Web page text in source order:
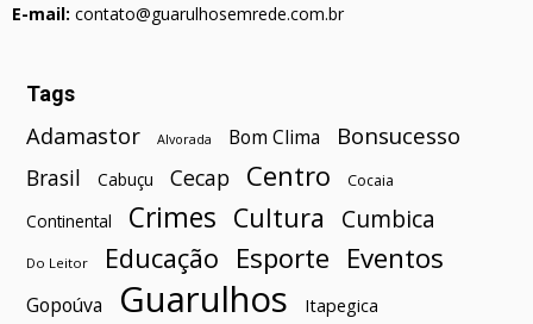
E-mail: contato@guarulhosemrede.com.br
Tags
Adamastor Alvorada Bom Clima Bonsucesso
Brasil Cabuçu Cecap Centro Cocaia
Continental Crimes Cultura Cumbica
Do Leitor Educação Esporte Eventos
Gopoúva Guarulhos Itapegica